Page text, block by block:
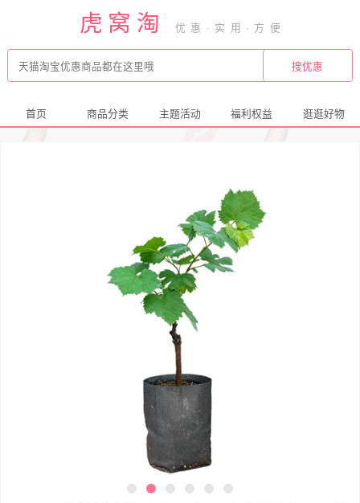
虎窝淘
首页 商品分类 主题活动 福利权益 逛逛好物